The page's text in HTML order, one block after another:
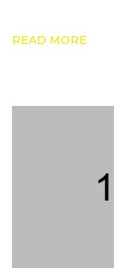
READ MORE